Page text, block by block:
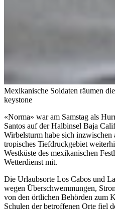
Mexikanische Soldaten räumen
keystone
«Norma» war am Samstag als
Santos auf der Halbinsel Baja
Wirbelsturm habe sich inzwischen
tropisches Tiefdruckgebiet
Westküste des mexikanischen
Wetterdienst mit.
Die Urlaubsorte Los Cabos und
wegen Überschwemmungen,
von den örtlichen Behörden zum
Schulen der betroffenen Orte fiel